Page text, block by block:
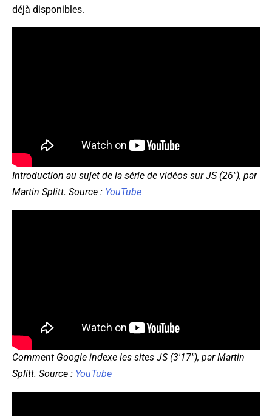
déjà disponibles.
Introduction au sujet de la série de vidéos sur JS (26"), par
Martin Splitt. Source : YouTube
Comment Google indexe les sites JS (3'17"), par Martin
Splitt. Source : YouTube